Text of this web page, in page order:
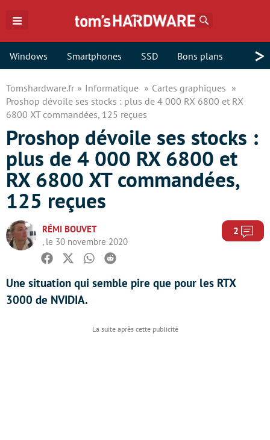
Windows Smartphones SSD Bons plans >
Tomshardware.fr Informatique
Cartes graphiques
Proshop dévoile ses stocks : plus de 4 000 RX 6800 et RX
6800 XT commandées, 125 reçues
Proshop dévoile ses stocks :
plus de 4 000 RX 6800 et
RX 6800 XT commandées,
125 reçues
RÉMI BOUVET
, le 30 novembre 2020
2
Facebook
TwitterWhatsapp
Reddit
Une situation qui semble pire que pour les RTX
3000 de NVIDIA.